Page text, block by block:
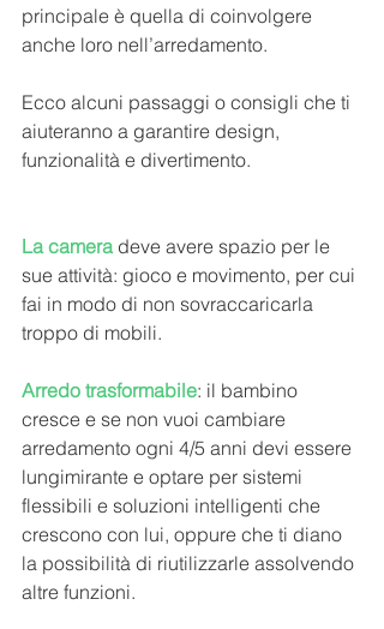
principale è quella di coinvolgere
anche loro nell’arredamento.
Ecco alcuni passaggi o consigli che ti
aiuteranno a garantire design,
funzionalità e divertimento.
La camera deve avere spazio per le
sue attività: gioco e movimento, per cui
fai in modo di non sovraccaricarla
troppo di mobili.
Arredo trasformabile: il bambino
cresce e se non vuoi cambiare
arredamento ogni 4/5 anni devi essere
lungimirante e optare per sistemi
flessibili e soluzioni intelligenti che
crescono con lui, oppure che ti diano
la possibilità di riutilizzarle assolvendo
altre funzioni.